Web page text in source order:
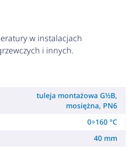
w instalacjach
i innych.
tuleja montażowa G½B,
mosiężna, PN6
0÷160 °C
40 mm